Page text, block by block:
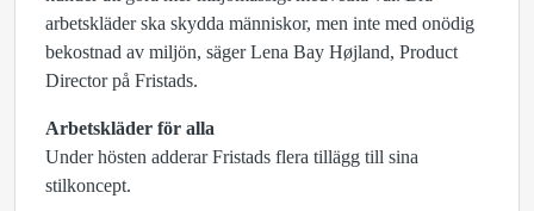
arbetskläder ska skydda människor, men inte med onödig
bekostnad av miljön, säger Lena Bay Højland, Product
Director på Fristads.
Arbetskläder för alla
Under hösten adderar Fristads flera tillägg till sina
stilkoncept.